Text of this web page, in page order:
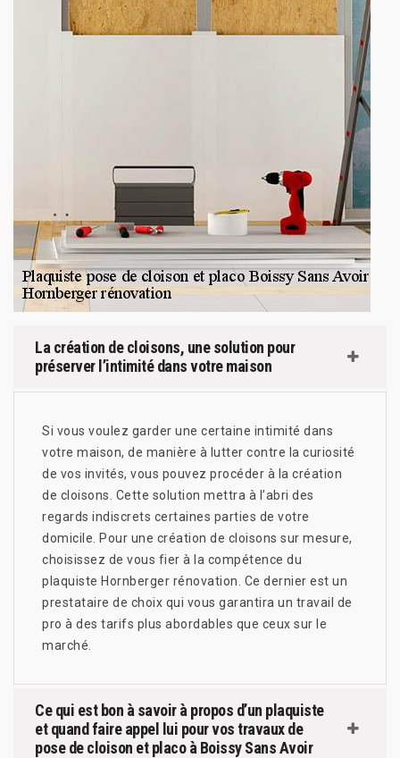
La création de cloisons, une solution pour
préserver l’intimité dans votre maison
Si vous voulez garder une certaine intimité dans
votre maison, de manière à lutter contre la curiosité
de vos invités, vous pouvez procéder à la création
de cloisons. Cette solution mettra à l’abri des
regards indiscrets certaines parties de votre
domicile. Pour une création de cloisons sur mesure,
choisissez de vous fier à la compétence du
plaquiste Hornberger rénovation. Ce dernier est un
prestataire de choix qui vous garantira un travail de
pro à des tarifs plus abordables que ceux sur le
marché.
Ce qui est bon à savoir à propos d’un plaquiste
et quand faire appel lui pour vos travaux de
pose de cloison et placo à Boissy Sans Avoir